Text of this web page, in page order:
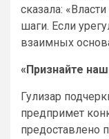
сказала:
шаги. Если
взаимных
«Признайте
Гулизар
предпримет
предоставлено